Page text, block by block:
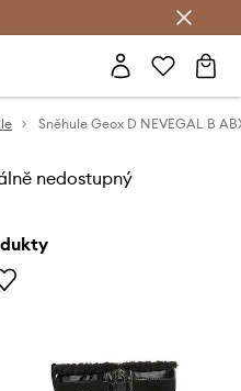
nedostupný